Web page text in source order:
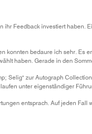
Feedback investiert haben.
konnten bedaure ich sehr. Es
haben. Gerade in den
Selig" zur Autograph
unter eigenständiger
entsprach. Auf jeden Fall